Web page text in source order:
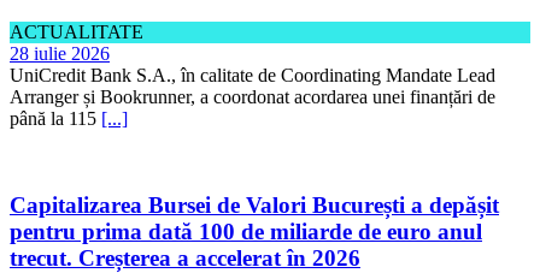
ACTUALITATE
28 iulie 2026
UniCredit Bank S.A., în calitate de Coordinating Mandate Lead
Arranger și Bookrunner, a coordonat acordarea unei finanțări de
până la 115 [...]
Capitalizarea Bursei de Valori București a depășit
pentru prima dată 100 de miliarde de euro anul
trecut. Creșterea a accelerat în 2026